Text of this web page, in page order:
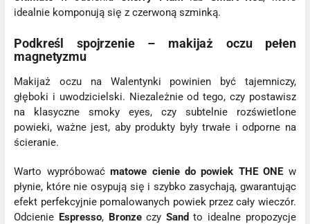
idealnie komponują się z czerwoną szminką.
Podkreśl spojrzenie – makijaż oczu pełen
magnetyzmu
Makijaż oczu na Walentynki powinien być tajemniczy,
głęboki i uwodzicielski. Niezależnie od tego, czy postawisz
na klasyczne smoky eyes, czy subtelnie rozświetlone
powieki, ważne jest, aby produkty były trwałe i odporne na
ścieranie.
Warto wypróbowaćmatowe cienie do powiek THE ONEw
płynie, które nie osypują się i szybko zasychają, gwarantując
efekt perfekcyjnie pomalowanych powiek przez cały wieczór.
Odcienie Espresso, Bronzeczy Sand to idealne propozycje